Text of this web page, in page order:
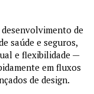
de
saúde e seguros,
e flexibilidade —
em fluxos
de design.